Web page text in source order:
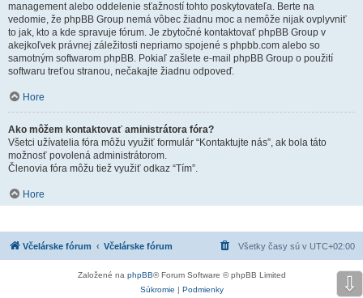
management alebo oddelenie sťažností tohto poskytovateľa. Berte na
vedomie, že phpBB Group nemá vôbec žiadnu moc a nemôže nijak ovplyvniť
to jak, kto a kde spravuje fórum. Je zbytočné kontaktovať phpBB Group v
akejkoľvek právnej záležitosti nepriamo spojené s phpbb.com alebo so
samotným softwarom phpBB. Pokiaľ zašlete e-mail phpBB Group o použití
softwaru treťou stranou, nečakajte žiadnu odpoveď.
Hore
Ako môžem kontaktovať aministrátora fóra?
Všetci užívatelia fóra môžu využiť formulár “Kontaktujte nás”, ak bola táto
možnosť povolená administrátorom.
Členovia fóra môžu tiež využiť odkaz “Tím”.
Hore
Včelárske fórum Včelárske fórum Všetky časy sú v UTC+02:00
Založené na phpBB® Forum Software © phpBB Limited
Súkromie | Podmienky ⇩